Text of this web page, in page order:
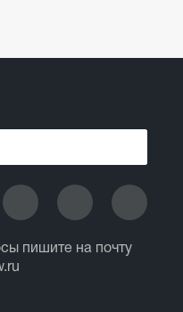
пишите на почту